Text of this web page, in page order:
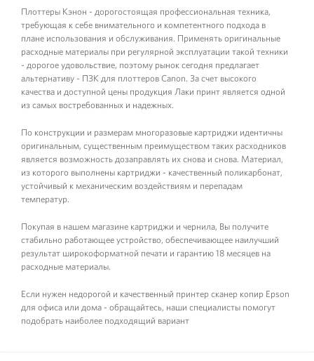
Плоттеры Кэнон - дорогостоящая профессиональная техника,
требующая к себе внимательного и компетентного подхода в
плане использования и обслуживания. Применять оригинальные
расходные материалы при регулярной эксплуатации такой техники
- дорогое удовольствие, поэтому рынок сегодня предлагает
альтернативу - ПЗК для плоттеров Canon. За счет высокого
качества и доступной цены продукция Лаки принт является одной
из самых востребованных и надежных.
По конструкции и размерам многоразовые картриджи идентичны
оригинальным, существенным преимуществом таких расходников
является возможность дозаправлять их снова и снова. Материал,
из которого выполнены картриджи - качественный поликарбонат,
устойчивый к механическим воздействиям и перепадам
температур.
Покупая в нашем магазине картриджи и чернила, Вы получите
стабильно работающее устройство, обеспечивающее наилучший
результат широкоформатной печати и гарантию 18 месяцев на
расходные материалы.
Если нужен недорогой и качественный принтер сканер копир Epson
для офиса или дома - обращайтесь, наши специалисты помогут
подобрать наиболее подходящий вариант